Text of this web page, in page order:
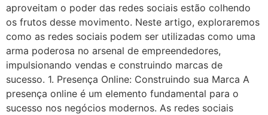
aproveitam o poder das redes sociais estão colhendo
os frutos desse movimento. Neste artigo, exploraremos
como as redes sociais podem ser utilizadas como uma
arma poderosa no arsenal de empreendedores,
impulsionando vendas e construindo marcas de
sucesso. 1. Presença Online: Construindo sua Marca A
presença online é um elemento fundamental para o
sucesso nos negócios modernos. As redes sociais